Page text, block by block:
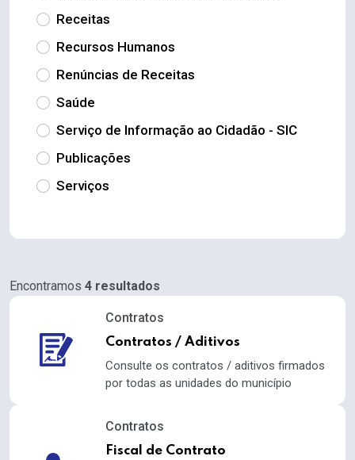
Receitas
Recursos Humanos
Renúncias de Receitas
Saúde
Serviço de Informação ao Cidadão - SIC
Publicações
Serviços
Encontramos 4 resultados
Contratos
Contratos / Aditivos
Consulte os contratos / aditivos firmados
por todas as unidades do município
Contratos
Fiscal de Contrato